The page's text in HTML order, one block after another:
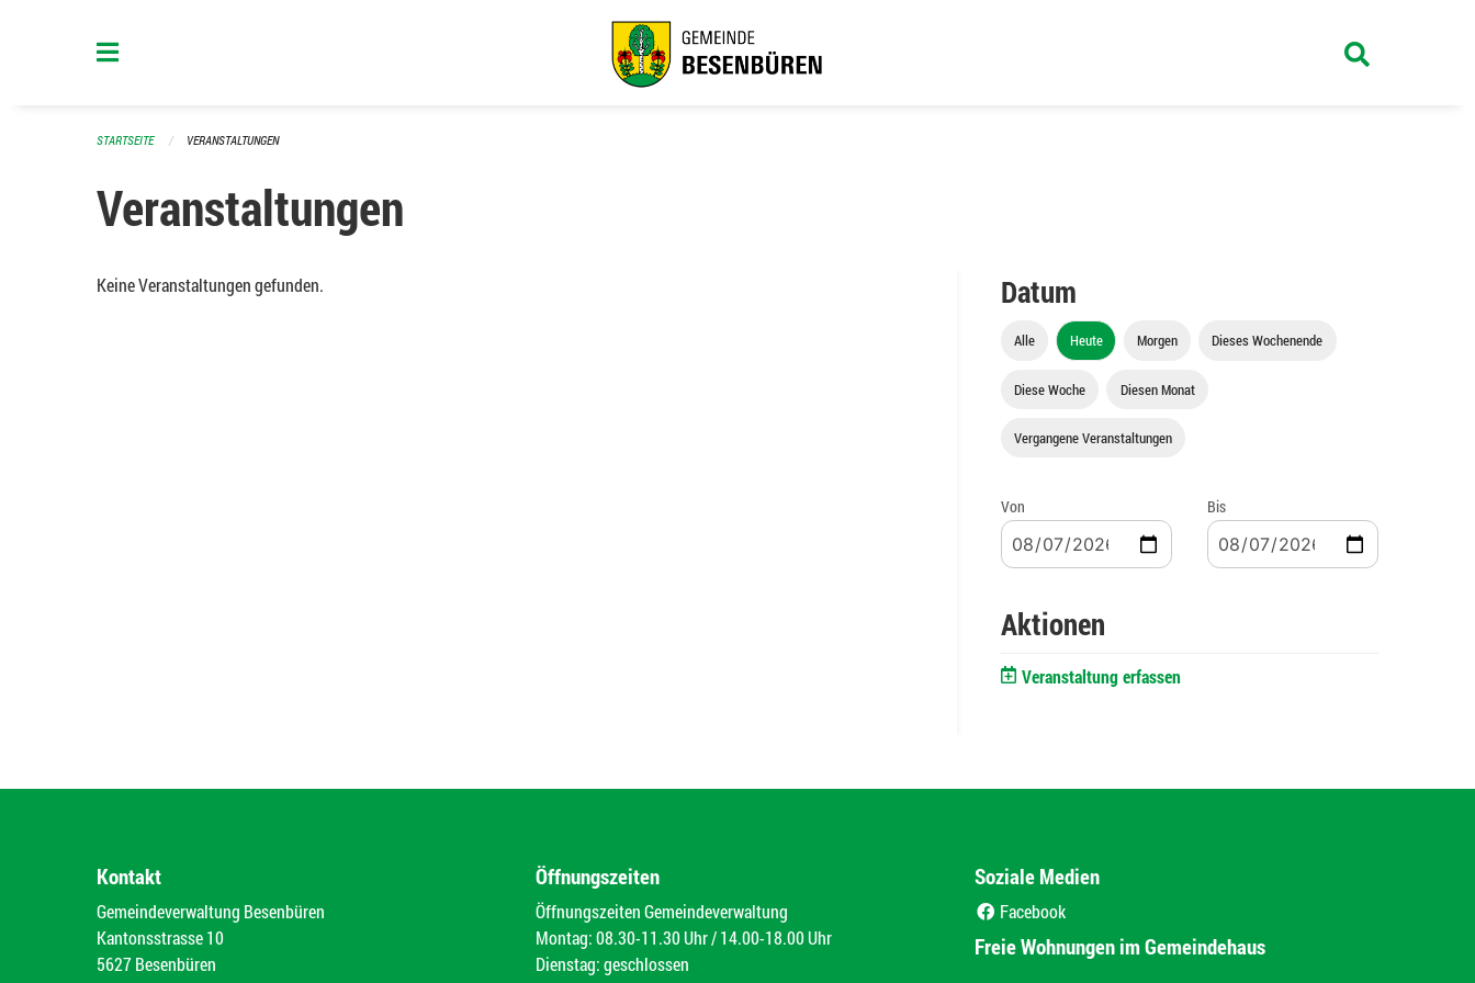
STARTSEITE VERANSTALTUNGEN
Veranstaltungen
Keine Veranstaltungen gefunden. Datum
Alle Heute Morgen Dieses Wochenende
Diese Woche Diesen Monat
Vergangene Veranstaltungen
Von Bis
Aktionen
Veranstaltung erfassen
Kontakt
Gemeindeverwaltung Besenbüren
Kantonsstrasse 10
5627 Besenbüren
Öffnungszeiten
Öffnungszeiten Gemeindeverwaltung
Montag: 08.30-11.30 Uhr / 14.00-18.00 Uhr
Dienstag: geschlossen
Soziale Medien
Facebook
Freie Wohnungen im Gemeindehaus